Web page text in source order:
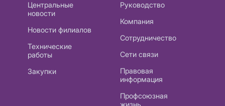
Центральные
новости
Новости филиалов
Технические
работы
Закупки
Руководство
Компания
Сотрудничество
Сети связи
Правовая
информация
Профсоюзная
жизнь